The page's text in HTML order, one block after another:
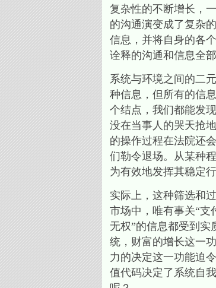
复杂性的不断增长，
的沟通演变成了复杂
信息，并将自身的各
诠释的沟通和信息全
系统与环境之间的二
种信息，但所有的信
个结点，我们都能发
没在当事人的哭天抢
的操作过程在法院还
们勒令退场。从某种
为有效地发挥其稳定
实际上，这种筛选和
市场中，唯有事关“支
无权”的信息都受到
统，财富的增长这一
力的决定这一功能迫
值代码决定了系统自